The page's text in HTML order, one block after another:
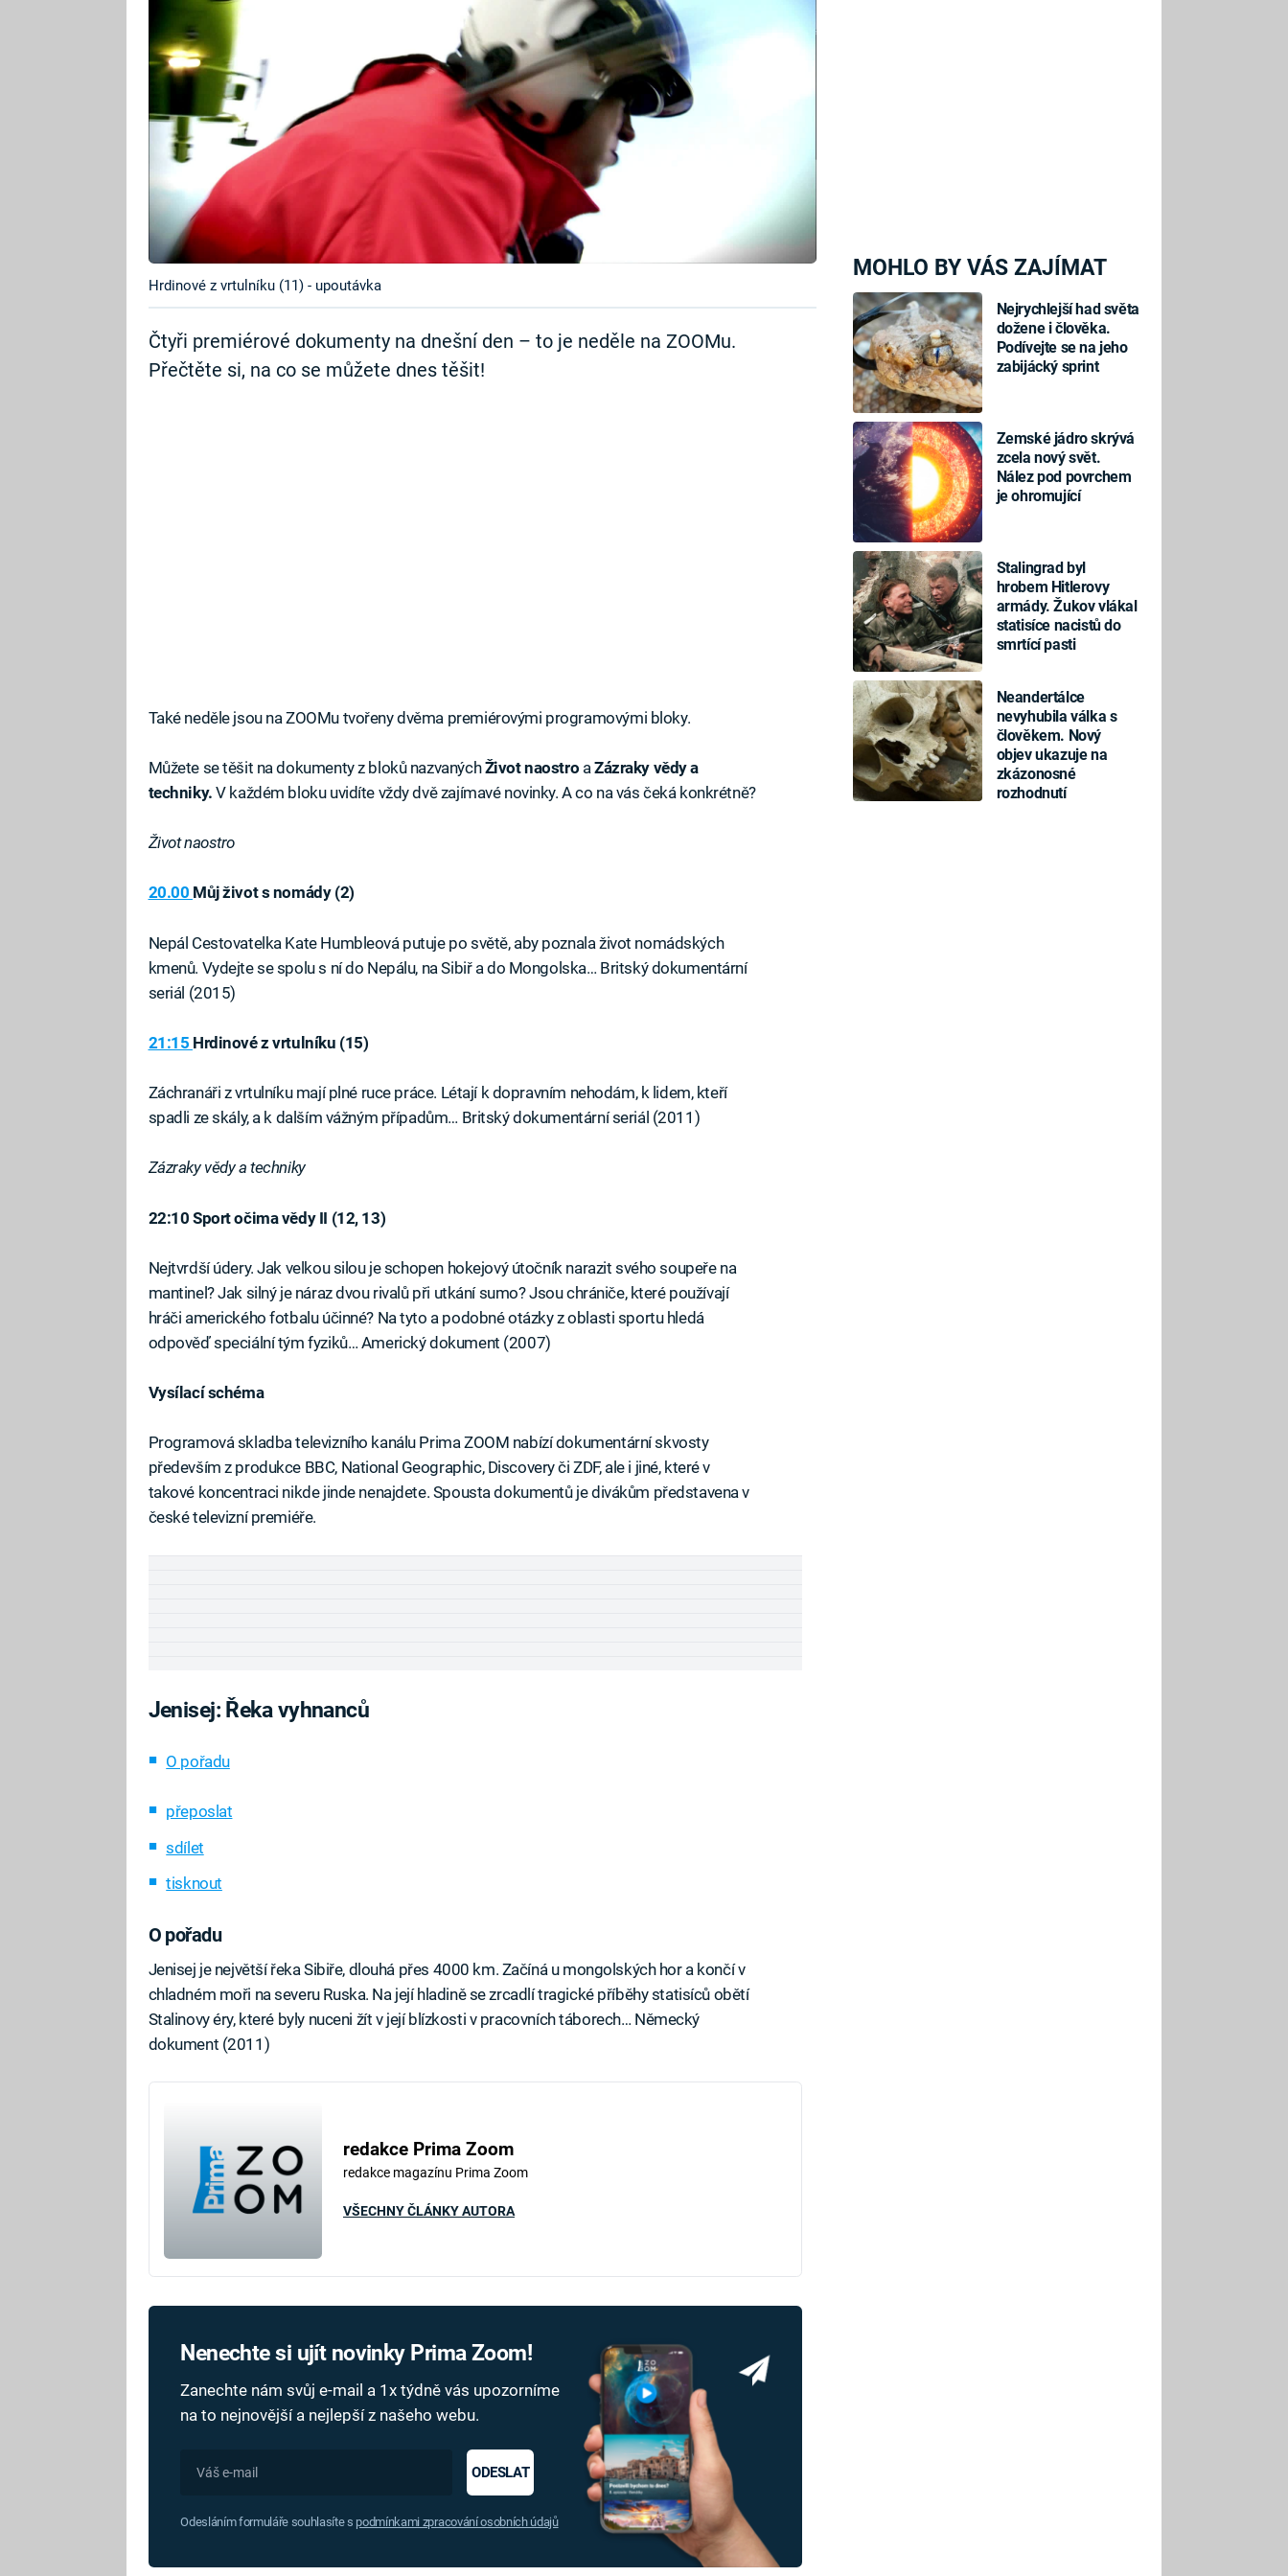
MOHLO BY VÁS ZAJÍMAT
Nejrychlejší had světa
dožene i člověka.
Podívejte se na jeho
zabijácký sprint
Zemské jádro skrývá
zcela nový svět.
Nález pod povrchem
je ohromující
Stalingrad byl
hrobem Hitlerovy
armády. Žukov vlákal
statisíce nacistů do
smrtící pasti
Neandertálce
nevyhubila válka s
člověkem. Nový
objev ukazuje na
zkázonosné
rozhodnutí
Hrdinové z vrtulníku (11) - upoutávka
Čtyři premiérové dokumenty na dnešní den – to je neděle na ZOOMu.
Přečtěte si, na co se můžete dnes těšit!
Také neděle jsou na ZOOMu tvořeny dvěma premiérovými programovými bloky.
Můžete se těšit na dokumenty z bloků nazvanýchŽivot naostro a Zázraky vědy a
techniky.V každém bloku uvidíte vždy dvě zajímavé novinky. A co na vás čeká konkrétně?
Život naostro
20.00 Můj život s nomády (2)
Nepál Cestovatelka Kate Humbleová putuje po světě, aby poznala život nomádských
kmenů. Vydejte se spolu s ní do Nepálu, na Sibiř a do Mongolska… Britský dokumentární
seriál (2015)
21:15 Hrdinové z vrtulníku (15)
Záchranáři z vrtulníku mají plné ruce práce. Létají k dopravním nehodám, k lidem, kteří
spadli ze skály, a k dalším vážným případům… Britský dokumentární seriál (2011)
Zázraky vědy a techniky
22:10 Sport očima vědy II (12, 13)
Nejtvrdší údery. Jak velkou silou je schopen hokejový útočník narazit svého soupeře na
mantinel? Jak silný je náraz dvou rivalů při utkání sumo? Jsou chrániče, které používají
hráči amerického fotbalu účinné? Na tyto a podobné otázky z oblasti sportu hledá
odpověď speciální tým fyziků… Americký dokument (2007)
Vysílací schéma
Programová skladba televizního kanálu Prima ZOOM nabízí dokumentární skvosty
především z produkce BBC, National Geographic, Discovery či ZDF, ale i jiné, které v
takové koncentraci nikde jinde nenajdete. Spousta dokumentů je divákům představena v
české televizní premiéře.
Jenisej: Řeka vyhnanců
O pořadu
přeposlat
sdílet
tisknout
O pořadu
Jenisej je největší řeka Sibiře, dlouhá přes 4000 km. Začíná u mongolských hor a končí v
chladném moři na severu Ruska. Na její hladině se zrcadlí tragické příběhy statisíců obětí
Stalinovy éry, které byly nuceni žít v její blízkosti v pracovních táborech… Německý
dokument (2011)
redakce Prima Zoom
redakce magazínu Prima Zoom
VŠECHNY ČLÁNKY AUTORA
Nenechte si ujít novinky Prima Zoom!
Zanechte nám svůj e-mail a 1x týdně vás upozorníme
na to nejnovější a nejlepší z našeho webu.
ODESLAT
Odesláním formuláře souhlasíte s podmínkami zpracování osobních údajů